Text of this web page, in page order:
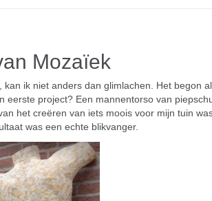
Mozaïek
ik niet anders dan glimlachen. Het begon
project? Een mannentorso van
het creëren van iets moois voor mijn tuin
was een echte blikvanger.